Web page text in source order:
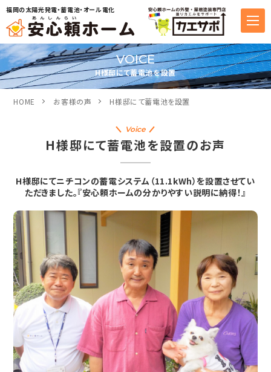
福岡の太陽光発電・蓄電池・オール電化
VOICE
H様邸にて蓄電池を設置
HOME お客様の声 H様邸にて蓄電池を設置
Voice
H様邸にて蓄電池を設置のお声
H様邸にてニチコンの蓄電システム（11.1kWh）を設置させてい
ただきました。『安心頼ホームの分かりやすい説明に納得！』